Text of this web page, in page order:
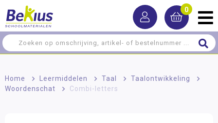
0
Home > Leermiddelen > Taal > Taalontwikkeling
>
Woordenschat
> Combi-letters